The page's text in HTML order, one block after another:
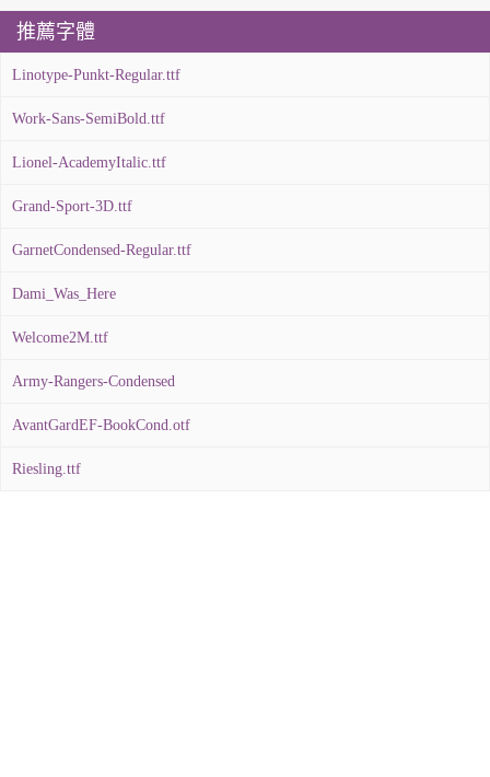
推薦字體
Linotype-Punkt-Regular.ttf
Work-Sans-SemiBold.ttf
Lionel-AcademyItalic.ttf
Grand-Sport-3D.ttf
GarnetCondensed-Regular.ttf
Dami_Was_Here
Welcome2M.ttf
Army-Rangers-Condensed
AvantGardEF-BookCond.otf
Riesling.ttf